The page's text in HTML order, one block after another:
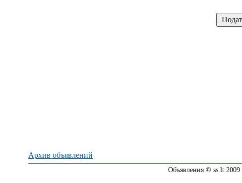
Архив объявлений
Объявления © ss.lt 2009 |